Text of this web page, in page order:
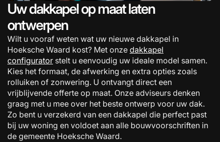
Uw dakkapel op maat laten
ontwerpen
Wilt u vooraf weten wat uw nieuwe dakkapel in
Hoeksche Waard kost? Met onze dakkapel
configurator stelt u eenvoudig uw ideale model samen.
Kies het formaat, de afwerking en extra opties zoals
rolluiken of zonwering. U ontvangt direct een
vrijblijvende offerte op maat. Onze adviseurs denken
graag met u mee over het beste ontwerp voor uw dak.
Zo bent u verzekerd van een dakkapel die perfect past
bij uw woning en voldoet aan alle bouwvoorschriften in
de gemeente Hoeksche Waard.